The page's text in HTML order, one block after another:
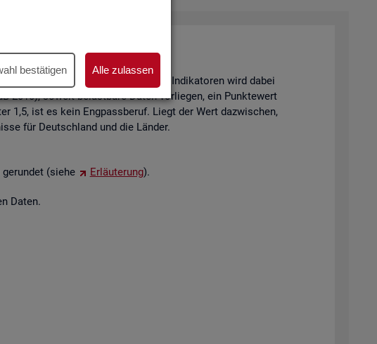
bestätigen Alle zulassen
An­hand von 6 sta­tis­ti­schen In­di­ka­to­ren wird dabei
2010), so­weit be­last­ba­re Daten vor­lie­gen, ein Punk­te­wert
1,5, ist es kein Eng­pass­be­ruf. Liegt der Wert da­zwi­schen,
für Deutsch­land und die Län­der.
(siehe Er­läu­te­rung).
Daten.